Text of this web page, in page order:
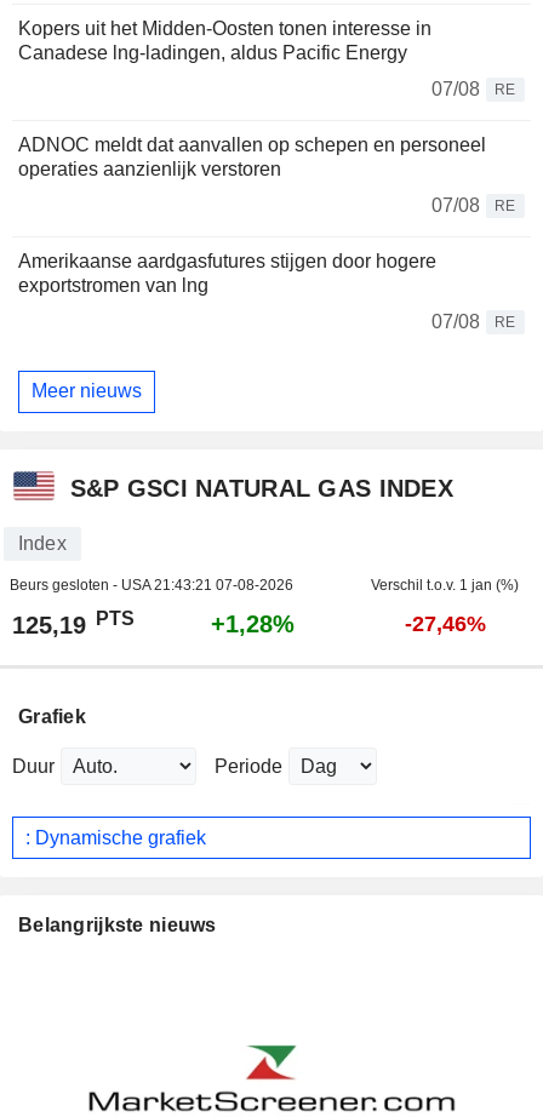
Kopers uit het Midden-Oosten tonen interesse in
Canadese lng-ladingen, aldus Pacific Energy
07/08
RE
ADNOC meldt dat aanvallen op schepen en personeel
operaties aanzienlijk verstoren
07/08
RE
Amerikaanse aardgasfutures stijgen door hogere
exportstromen van lng
07/08
RE
Meer nieuws
S&P GSCI NATURAL GAS INDEX
Index
Beurs gesloten - USA21:43:21 07-08-2026 Verschil t.o.v. 1 jan (%)
125,19 PTS +1,28% -27,46%
Grafiek
Duur Periode
: Dynamische grafiek
Belangrijkste nieuws